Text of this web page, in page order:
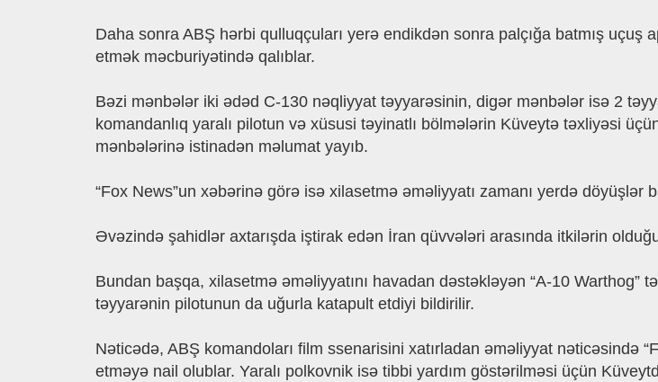
Daha sonra ABŞ hərbi qulluqçuları yerə endikdən sonra palçığa batmış uçuş
etmək məcburiyətində qalıblar.
Bəzi mənbələr iki ədəd C-130 nəqliyyat təyyarəsinin, digər mənbələr isə 2
komandanlıq yaralı pilotun və xüsusi təyinatlı bölmələrin Küveytə təxliyəsi
mənbələrinə istinadən məlumat yayıb.
“Fox News”un xəbərinə görə isə xilasetmə əməliyyatı zamanı yerdə döyüşlər
Əvəzində şahidlər axtarışda iştirak edən İran qüvvələri arasında itkilərin
Bundan başqa, xilasetmə əməliyyatını havadan dəstəkləyən “A-10 Warthog”
təyyarənin pilotunun da uğurla katapult etdiyi bildirilir.
Nəticədə, ABŞ komandoları film ssenarisini xatırladan əməliyyat nəticəsində
etməyə nail olublar. Yaralı polkovnik isə tibbi yardım göstərilməsi üçün